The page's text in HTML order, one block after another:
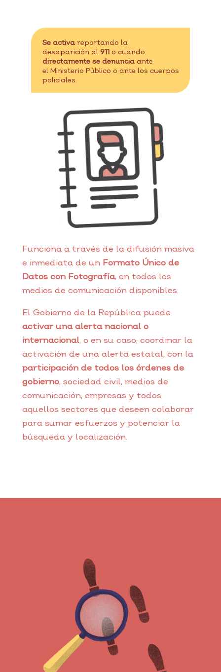
Se activareportando la
desaparición al 911 o cuando
directamente se denunciaante
el Ministerio Público o ante los cuerpos
policiales.
Funciona a través de la difusión masiva
e inmediata de un Formato Único de
Datos con Fotografía, en todos los
medios de comunicación disponibles.
El Gobierno de la República puede
activar una alerta nacional o
internacional, o en su caso, coordinar la
activación de una alerta estatal, con la
participación de todos los órdenes de
gobierno, sociedad civil, medios de
comunicación, empresas y todos
aquellos sectores que deseen colaborar
para sumar esfuerzos y potenciar la
búsqueda y localización.